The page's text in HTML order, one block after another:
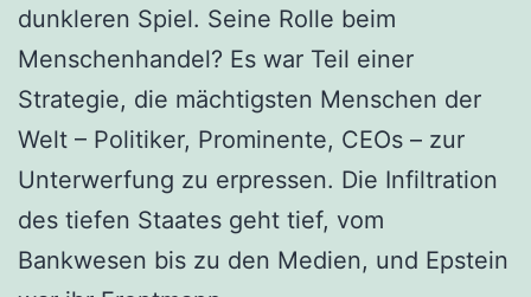
dunkleren Spiel. Seine Rolle beim
Menschenhandel? Es war Teil einer
Strategie, die mächtigsten Menschen der
Welt – Politiker, Prominente, CEOs – zur
Unterwerfung zu erpressen. Die Infiltration
des tiefen Staates geht tief, vom
Bankwesen bis zu den Medien, und Epstein